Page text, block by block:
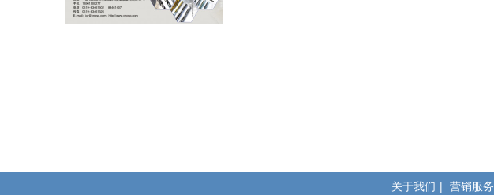
关于我们 | 营销服务